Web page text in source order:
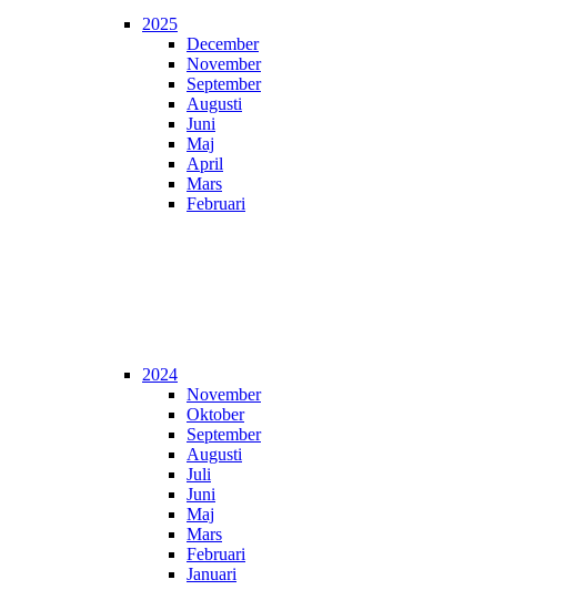
2025
December
November
September
Augusti
Juni
Maj
April
Mars
Februari
2024
November
Oktober
September
Augusti
Juli
Juni
Maj
Mars
Februari
Januari